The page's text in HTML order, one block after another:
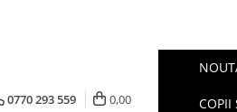
0770 293 559 0,00 COPII